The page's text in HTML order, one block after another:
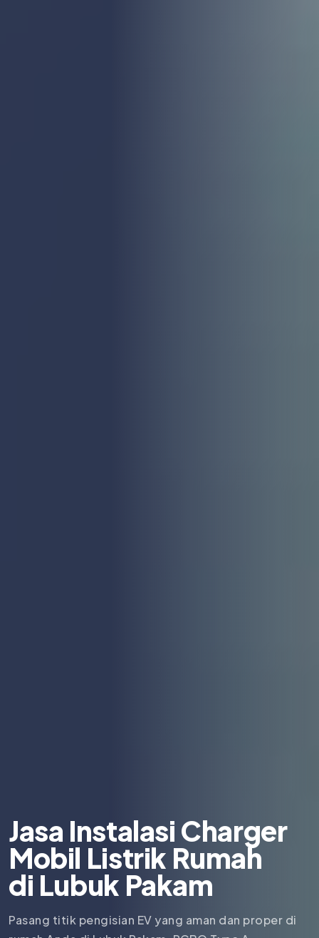
Jasa Instalasi Charger
Mobil Listrik Rumah
di Lubuk Pakam
Pasang titik pengisian EV yang aman dan proper di